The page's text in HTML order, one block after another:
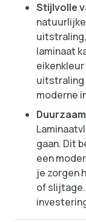
Stijlvolle
laminaat
uitstraling
moderne
gaan. Dit
een
je zorgen
of